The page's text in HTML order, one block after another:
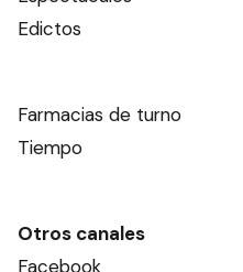
Edictos
Farmacias de turno
Tiempo
Otros canales
Facebook